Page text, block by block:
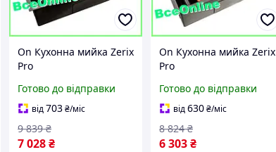
On Кухонна мийка Zerix
Pro
інтегрованим
змішувачем чорна для
зручності миття пос
Готово до відправки
від703₴/міс
7 028₴
9 839 ₴
On Кухонна мийка Zerix
Pro
вбудованим
змішувачем графітова
для миття посуду і пр
Готово до відправки
від630₴/міс
6 303₴
8 824 ₴